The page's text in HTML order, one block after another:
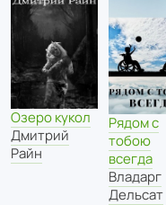
Озеро кукол
Дмитрий
Райн
Рядом с
тобою
всегда
Владарг
Дельсат